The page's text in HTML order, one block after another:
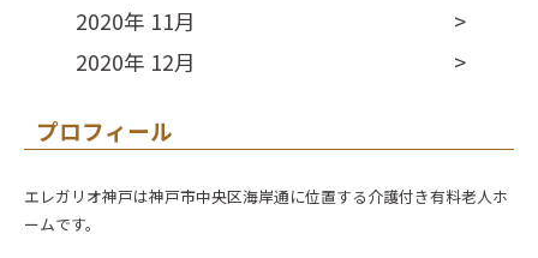
2020年 11月
2020年 12月
プロフィール
エレガリオ神戸は神戸市中央区海岸通に位置する介護付き有料老人ホ
ームです。